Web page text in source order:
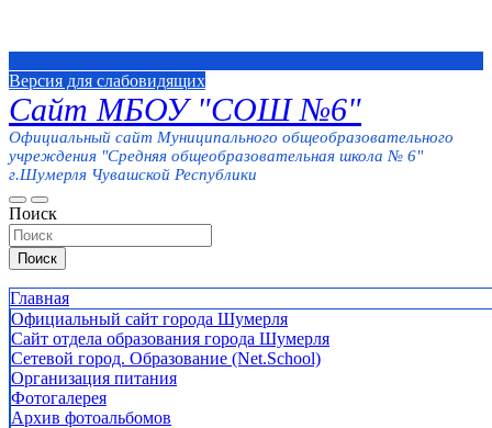
Версия для слабовидящих
Сайт МБОУ "СОШ №6"
Официальный сайт Муниципального общеобразовательного
учреждения "Средняя общеобразовательная школа № 6"
г.Шумерля Чувашской Республики
Поиск
Поиск
Главная
Официальный сайт города Шумерля
Сайт отдела образования города Шумерля
Сетевой город. Образование (Net.School)
Организация питания
Фотогалерея
Архив фотоальбомов